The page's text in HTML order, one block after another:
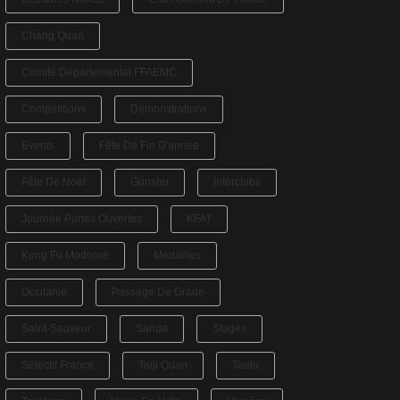
Chang Quan
Comité Départemental FFAEMC
Compétitions Démonstrations
Events Fête De Fin D'année
Fête De Noël Gunshu Interclubs
Journée Portes Ouvertes KFAT
Kung Fu Moderne Médailles
Occitanie Passage De Grade
Saint-Sauveur Sanda Stages
Sélectif France Taiji Quan Taolu